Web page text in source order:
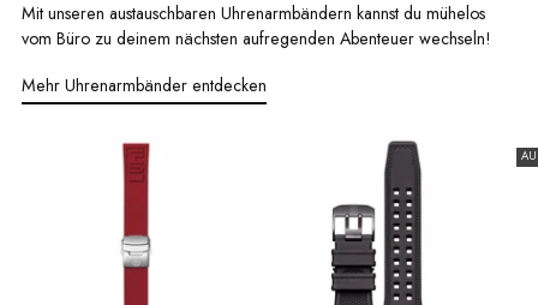
Mit unseren austauschbaren Uhrenarmbändern kannst du mühelos
vom Büro zu deinem nächsten aufregenden Abenteuer wechseln!
Mehr Uhrenarmbänder entdecken